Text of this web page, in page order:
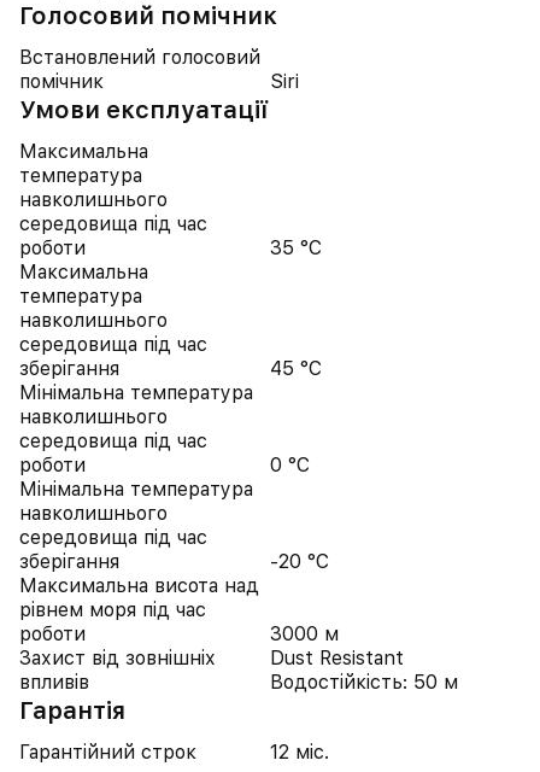
Голосовий помічник
Встановлений голосовий
помічник
Siri
Умови експлуатації
Максимальна
температура
навколишнього
середовища під час
роботи
35 °C
Максимальна
температура
навколишнього
середовища під час
зберігання
45 °C
Мінімальна температура
навколишнього
середовища під час
роботи
0 °C
Мінімальна температура
навколишнього
середовища під час
зберігання
-20 °C
Максимальна висота над
рівнем моря під час
роботи
3000 м
Захист від зовнішніх
впливів
Dust Resistant
Водостійкість: 50 м
Гарантія
Гарантійний строк 12 міс.